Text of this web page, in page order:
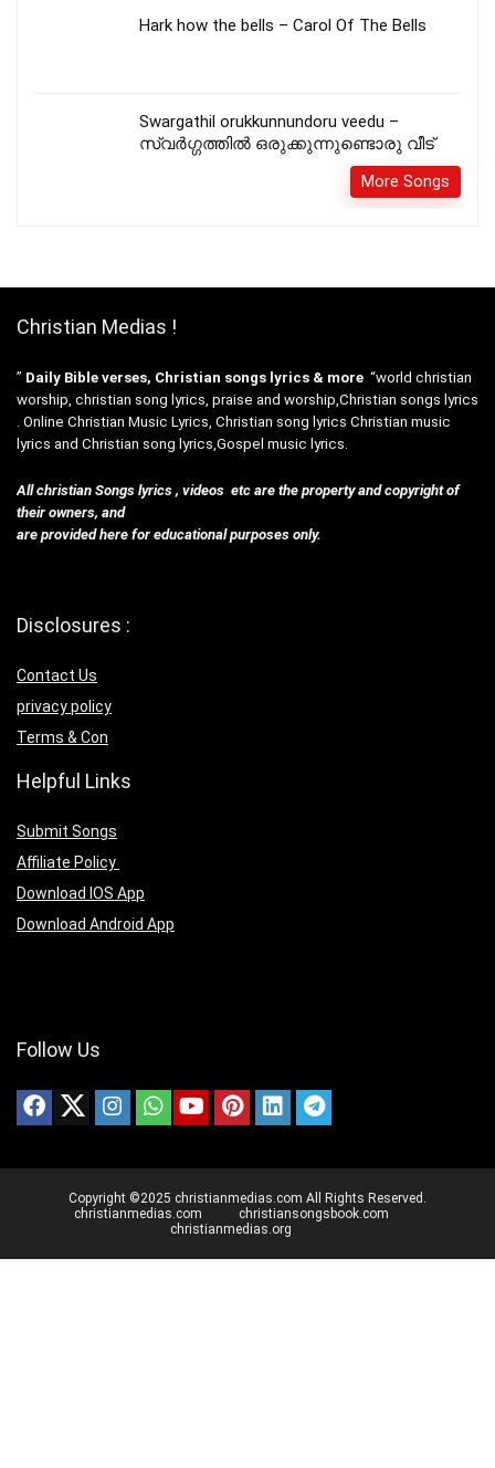
Hark how the bells – Carol Of The Bells
Swargathil orukkunnundoru veedu –
സ്വർഗ്ഗത്തിൽ ഒരുക്കുന്നുണ്ടൊരു വീട്
More Songs
Christian Medias !
” Daily Bible verses, Christian songs lyrics & more “world christian
worship, christian song lyrics, praise and worship,Christian songs lyrics
. Online Christian Music Lyrics, Christian song lyrics Christian music
lyrics and Christian song lyrics,Gospel music lyrics.
All christian Songs lyrics , videos etc are the property and copyright of
their owners, and
are provided here for educational purposes only.
Disclosures :
Contact Us
privacy policy
Terms & Con
Helpful Links
Submit Songs
Affiliate Policy
Download IOS App
Download Android App
Follow Us
Copyright ©2025 christianmedias.com All Rights Reserved.
christianmedias.com
christiansongsbook.com
christianmedias.org